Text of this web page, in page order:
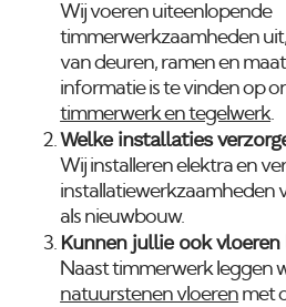
Wij voeren uiteenlopende
timmerwerkzaamheden
van deuren, ramen en
informatie is te vinden op
timmerwerk en tegelwerk
Welke installaties
Wij installeren elektra en
installatiewerkzaamheden
als nieuwbouw.
Kunnen jullie ook vloeren
Naast timmerwerk leggen
natuurstenen vloeren met